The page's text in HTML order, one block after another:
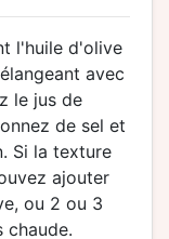
l'huile d'olive
avec
le jus de
de sel et
Si la texture
ajouter
ou 2 ou 3
chaude.